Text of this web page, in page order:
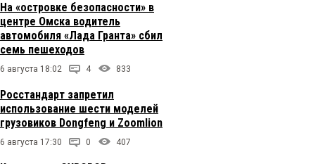
На «островке безопасности» в
центре Омска водитель
автомобиля «Лада Гранта» сбил
семь пешеходов
6 августа 18:02 4 833
Росстандарт запретил
использование шести моделей
грузовиков Dongfeng и Zoomlion
6 августа 17:30 0 407